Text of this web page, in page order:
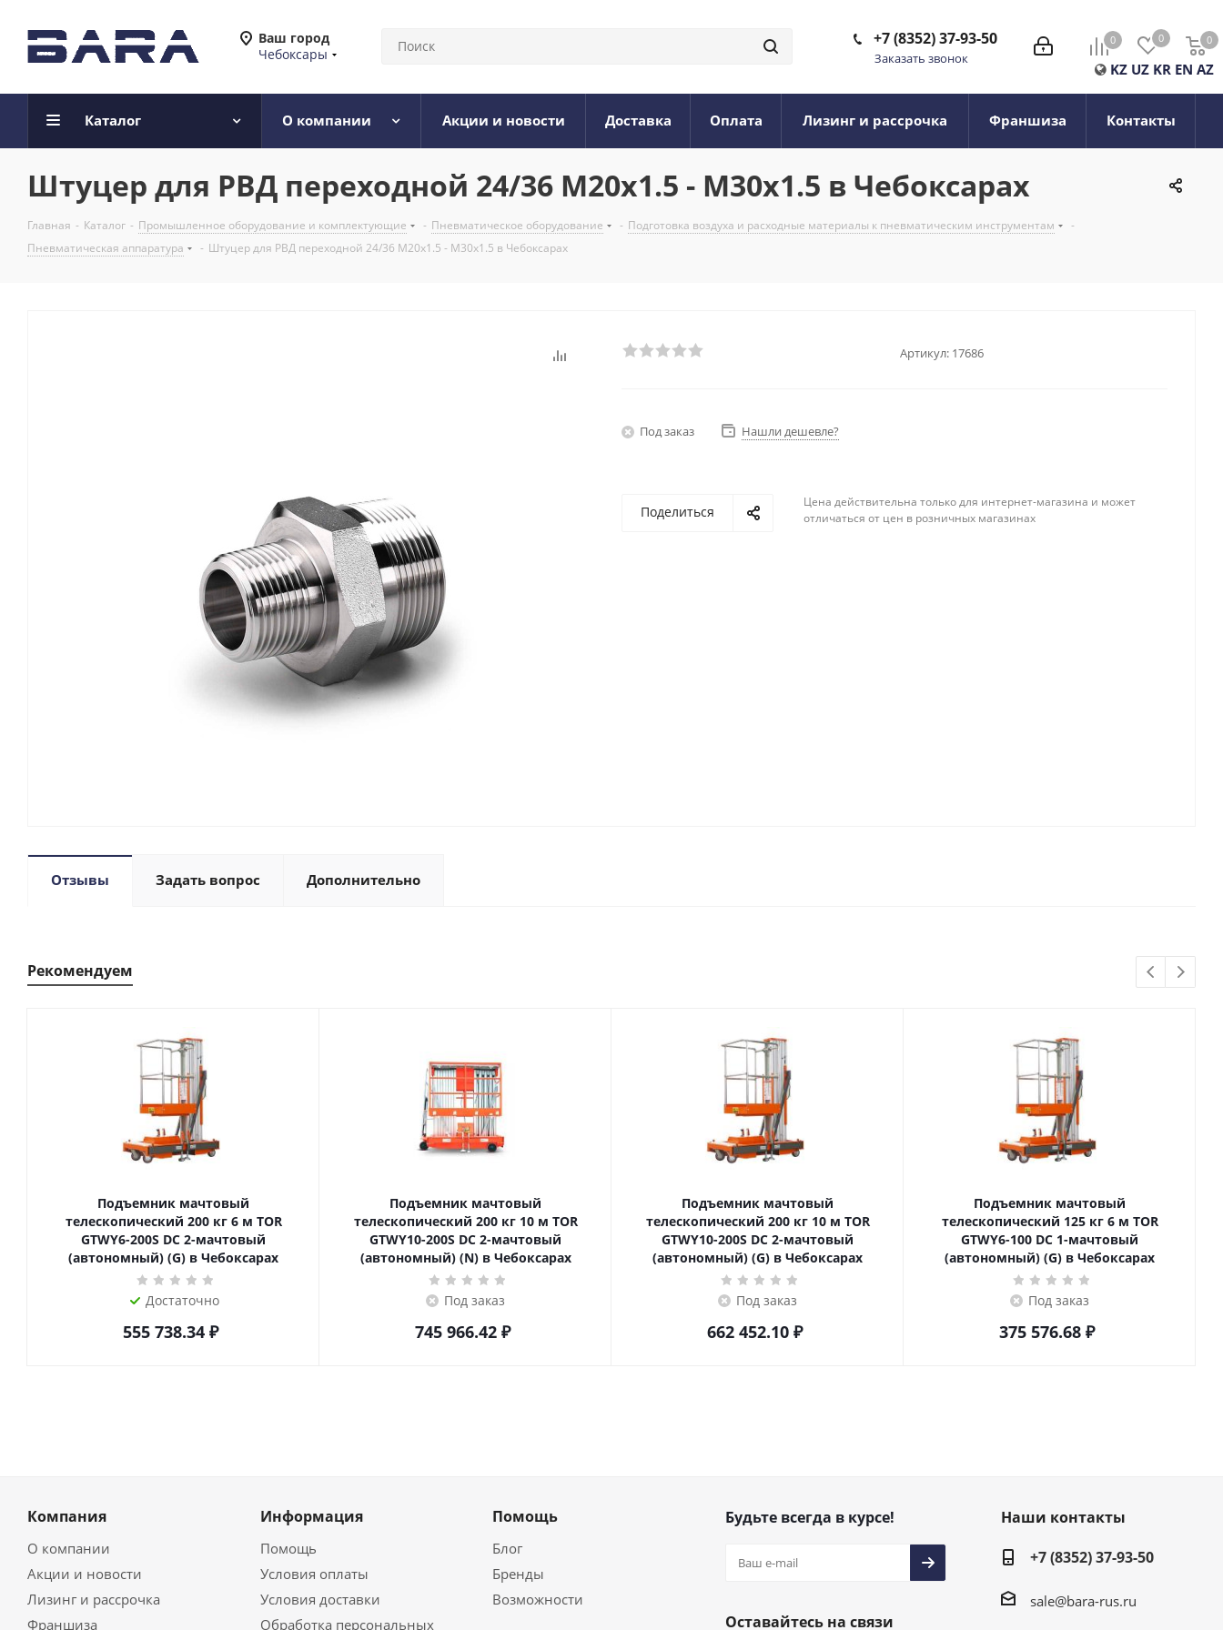
Ваш город
Чебоксары
0 0 0
0
KZ UZ KR EN AZ
+7 (8352) 37-93-50
Заказать звонок
Каталог О компании Акции и новости Доставка Оплата Лизинг и рассрочка Франшиза Контакты
Штуцер для РВД переходной 24/36 М20х1.5 - М30х1.5 в Чебоксарах
Главная - Каталог - Промышленное оборудование и комплектующие - Пневматическое оборудование - Подготовка воздуха и расходные материалы к пневматическим инструментам
-
Пневматическая аппаратура
- Штуцер для РВД переходной 24/36 М20х1.5 - М30х1.5 в Чебоксарах
Артикул: 17686
Под заказ Нашли дешевле?
Поделиться
Цена действительна только для интернет-магазина и может
отличаться от цен в розничных магазинах
Отзывы Задать вопрос Дополнительно
Рекомендуем
Подъемник мачтовый
телескопический 200 кг 6 м TOR
GTWY6-200S DC 2-мачтовый
(автономный) (G) в Чебоксарах
Достаточно
555 738.34₽
Подъемник мачтовый
телескопический 200 кг 10 м TOR
GTWY10-200S DC 2-мачтовый
(автономный) (N) в Чебоксарах
Под заказ
745 966.42₽
Подъемник мачтовый
телескопический 200 кг 10 м TOR
GTWY10-200S DC 2-мачтовый
(автономный) (G) в Чебоксарах
Под заказ
662 452.10₽
Подъемник мачтовый
телескопический 125 кг 6 м TOR
GTWY6-100 DC 1-мачтовый
(автономный) (G) в Чебоксарах
Под заказ
375 576.68₽
Компания
О компании
Акции и новости
Лизинг и рассрочка
Франшиза
Информация
Помощь
Условия оплаты
Условия доставки
Обработка персональных
Помощь
Блог
Бренды
Возможности
Будьте всегда в курсе!
Оставайтесь на связи
Наши контакты
+7 (8352) 37-93-50
sale@bara-rus.ru